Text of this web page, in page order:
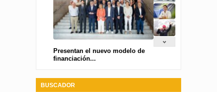
Presentan el nuevo modelo de
financiación...
BUSCADOR